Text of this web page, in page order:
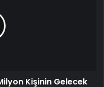
Kişinin Gelecek